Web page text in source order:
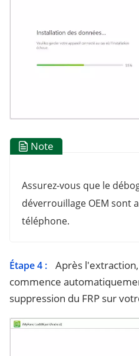
Note
Assurez-vous que le
déverrouillage OEM sont
téléphone.
Étape 4 :
Après
commence
suppression du FRP sur